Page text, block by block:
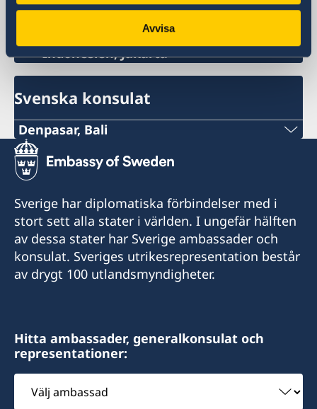
Avvisa
Sveriges ambassad
Indonesien, Jakarta
Svenska konsulat
Denpasar, Bali
Telefon:
+62-361-282 223
Mobiltelefon:
+62822 6699 6429
E-post:
Sveriges konsulat:
Segara Village Hotel
Jl. Segara Ayu, Sanur,
Denpasar 80228
Sverige har diplomatiska förbindelser med i
stort sett alla stater i världen. I ungefär hälften
av dessa stater har Sverige ambassader och
konsulat. Sveriges utrikesrepresentation består
av drygt 100 utlandsmyndigheter.
Hitta ambassader, generalkonsulat och
representationer:
Välj
ambassad